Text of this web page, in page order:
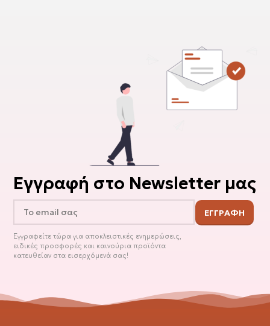
Εγγραφή στο Newsletter μας
Εγγραφείτε τώρα για αποκλειστικές ενημερώσεις,
ειδικές προσφορές και καινούρια προϊόντα
κατευθείαν στα εισερχόμενά σας!